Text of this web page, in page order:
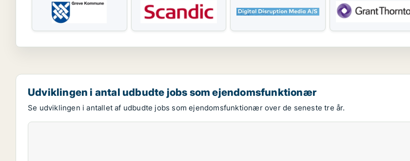
Udviklingen i antal udbudte jobs som ejendomsfunktionær
Se udviklingen i antallet af udbudte jobs som ejendomsfunktionær over de seneste tre år.